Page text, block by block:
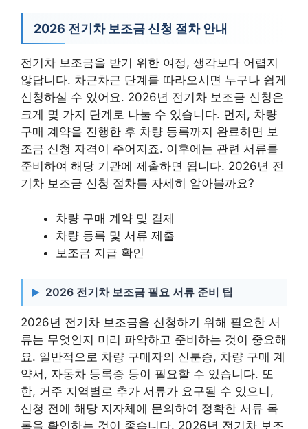
2026 전기차 보조금 신청 절차 안내
전기차 보조금을 받기 위한 여정, 생각보다 어렵지
않답니다. 차근차근 단계를 따라오시면 누구나 쉽게
신청하실 수 있어요. 2026년 전기차 보조금 신청은
크게 몇 가지 단계로 나눌 수 있습니다. 먼저, 차량
구매 계약을 진행한 후 차량 등록까지 완료하면 보
조금 신청 자격이 주어지죠. 이후에는 관련 서류를
준비하여 해당 기관에 제출하면 됩니다. 2026년 전
기차 보조금 신청 절차를 자세히 알아볼까요?
차량 구매 계약 및 결제
차량 등록 및 서류 제출
보조금 지급 확인
2026 전기차 보조금 필요 서류 준비 팁
2026년 전기차 보조금을 신청하기 위해 필요한 서
류는 무엇인지 미리 파악하고 준비하는 것이 중요해
요. 일반적으로 차량 구매자의 신분증, 차량 구매 계
약서, 자동차 등록증 등이 필요할 수 있습니다. 또
한, 거주 지역별로 추가 서류가 요구될 수 있으니,
신청 전에 해당 지자체에 문의하여 정확한 서류 목
록을 확인하는 것이 좋습니다. 2026년 전기차 보조